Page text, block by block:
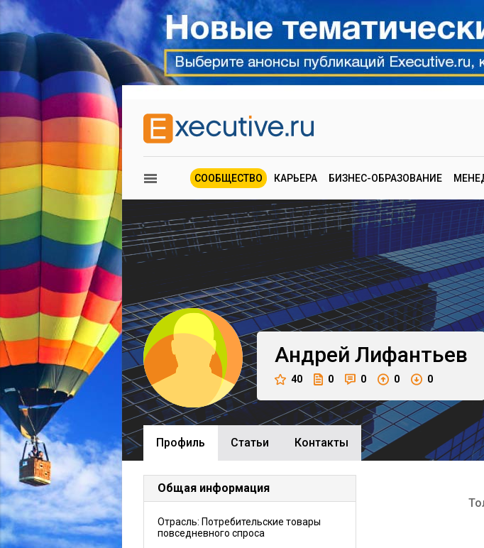
СООБЩЕСТВО КАРЬЕРА БИЗНЕС-ОБРАЗОВАНИЕ
Андрей Лифантьев
40 0 0 0 0
Профиль Cтатьи Контакты
Общая информация
Отрасль: Потребительские товары
повседневного спроса